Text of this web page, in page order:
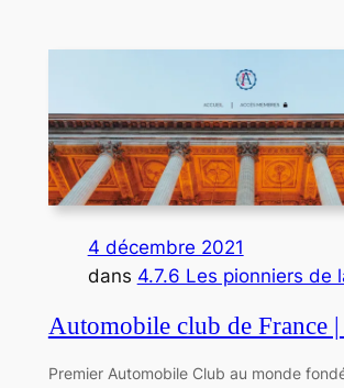
4 décembre 2021
dans 4.7.6 Les pionniers de
Automobile club de France
Premier Automobile Club au monde